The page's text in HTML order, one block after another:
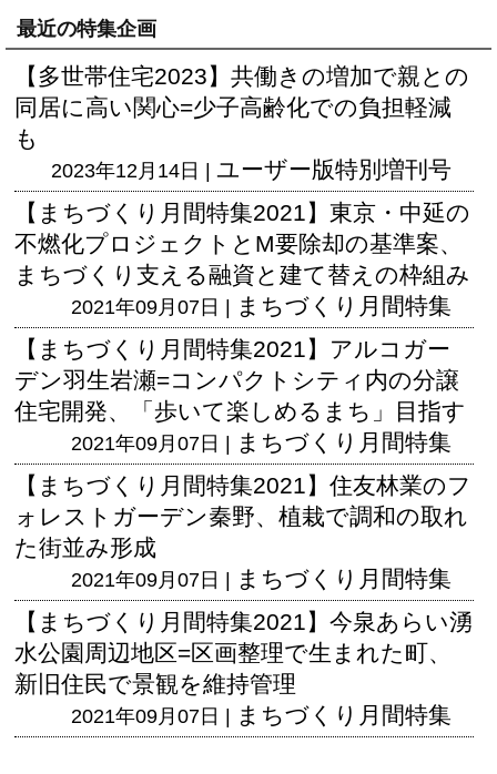
最近の特集企画
【多世帯住宅2023】共働きの増加で親との
同居に高い関心=少子高齢化での負担軽減
も
2023年12月14日 | ユーザー版特別増刊号
【まちづくり月間特集2021】東京・中延の
不燃化プロジェクトとM要除却の基準案、
まちづくり支える融資と建て替えの枠組み
2021年09月07日 | まちづくり月間特集
【まちづくり月間特集2021】アルコガー
デン羽生岩瀬=コンパクトシティ内の分譲
住宅開発、「歩いて楽しめるまち」目指す
2021年09月07日 | まちづくり月間特集
【まちづくり月間特集2021】住友林業のフ
ォレストガーデン秦野、植栽で調和の取れ
た街並み形成
2021年09月07日 | まちづくり月間特集
【まちづくり月間特集2021】今泉あらい湧
水公園周辺地区=区画整理で生まれた町、
新旧住民で景観を維持管理
2021年09月07日 | まちづくり月間特集